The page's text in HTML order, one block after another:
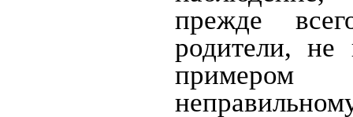
прежде
родители, не